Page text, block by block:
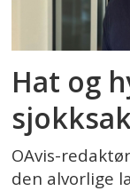
Hat og
OAvis-
den alvorlige